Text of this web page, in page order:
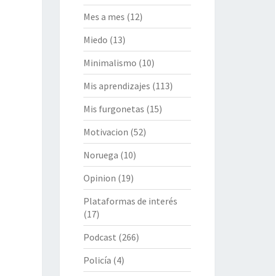
Mes a mes (12)
Miedo (13)
Minimalismo (10)
Mis aprendizajes (113)
Mis furgonetas (15)
Motivacion (52)
Noruega (10)
Opinion (19)
Plataformas de interés
(17)
Podcast (266)
Policía (4)